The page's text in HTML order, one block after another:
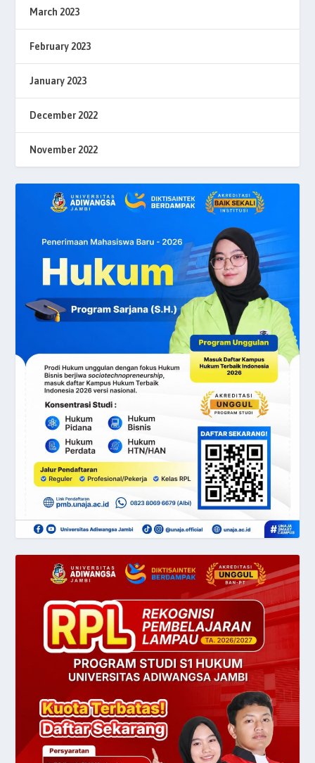
March 2023
February 2023
January 2023
December 2022
November 2022